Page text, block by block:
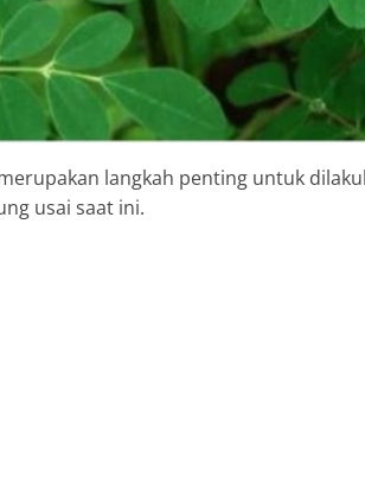
langkah penting untuk
usai saat ini.